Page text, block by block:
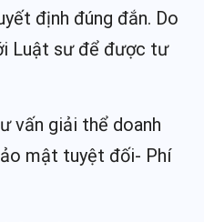
định đúng đắn. Do
Luật sư để được tư
vấn giải thể doanh
mật tuyệt đối- Phí